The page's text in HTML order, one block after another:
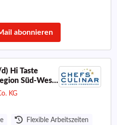
abonnieren
Hi Taste
Süd-West
KG
Flexible Arbeitszeiten